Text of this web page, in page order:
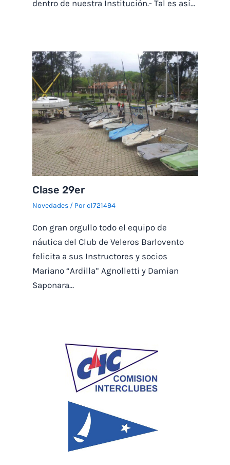
dentro de nuestra Institución.- Tal es así…
Clase 29er
Novedades/ Porc1721494
Con gran orgullo todo el equipo de
náutica del Club de Veleros Barlovento
felicita a sus Instructores y socios
Mariano “Ardilla” Agnolletti y Damian
Saponara…